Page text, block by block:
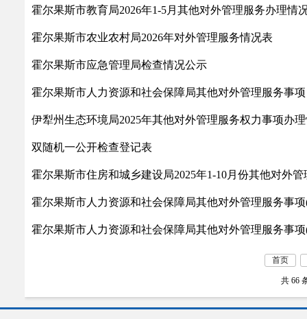
双随机、一公开
霍尔果斯市教育局2026年1-5月其他对外管理服务办理情
霍尔果斯市农业农村局2026年对外管理服务情况表
霍尔果斯市应急管理局检查情况公示
霍尔果斯市人力资源和社会保障局其他对外管理服务事项
伊犁州生态环境局2025年其他对外管理服务权力事项办
双随机一公开检查登记表
霍尔果斯市住房和城乡建设局2025年1-10月份其他对外
霍尔果斯市人力资源和社会保障局其他对外管理服务事项
霍尔果斯市人力资源和社会保障局其他对外管理服务事项
首页
共 66